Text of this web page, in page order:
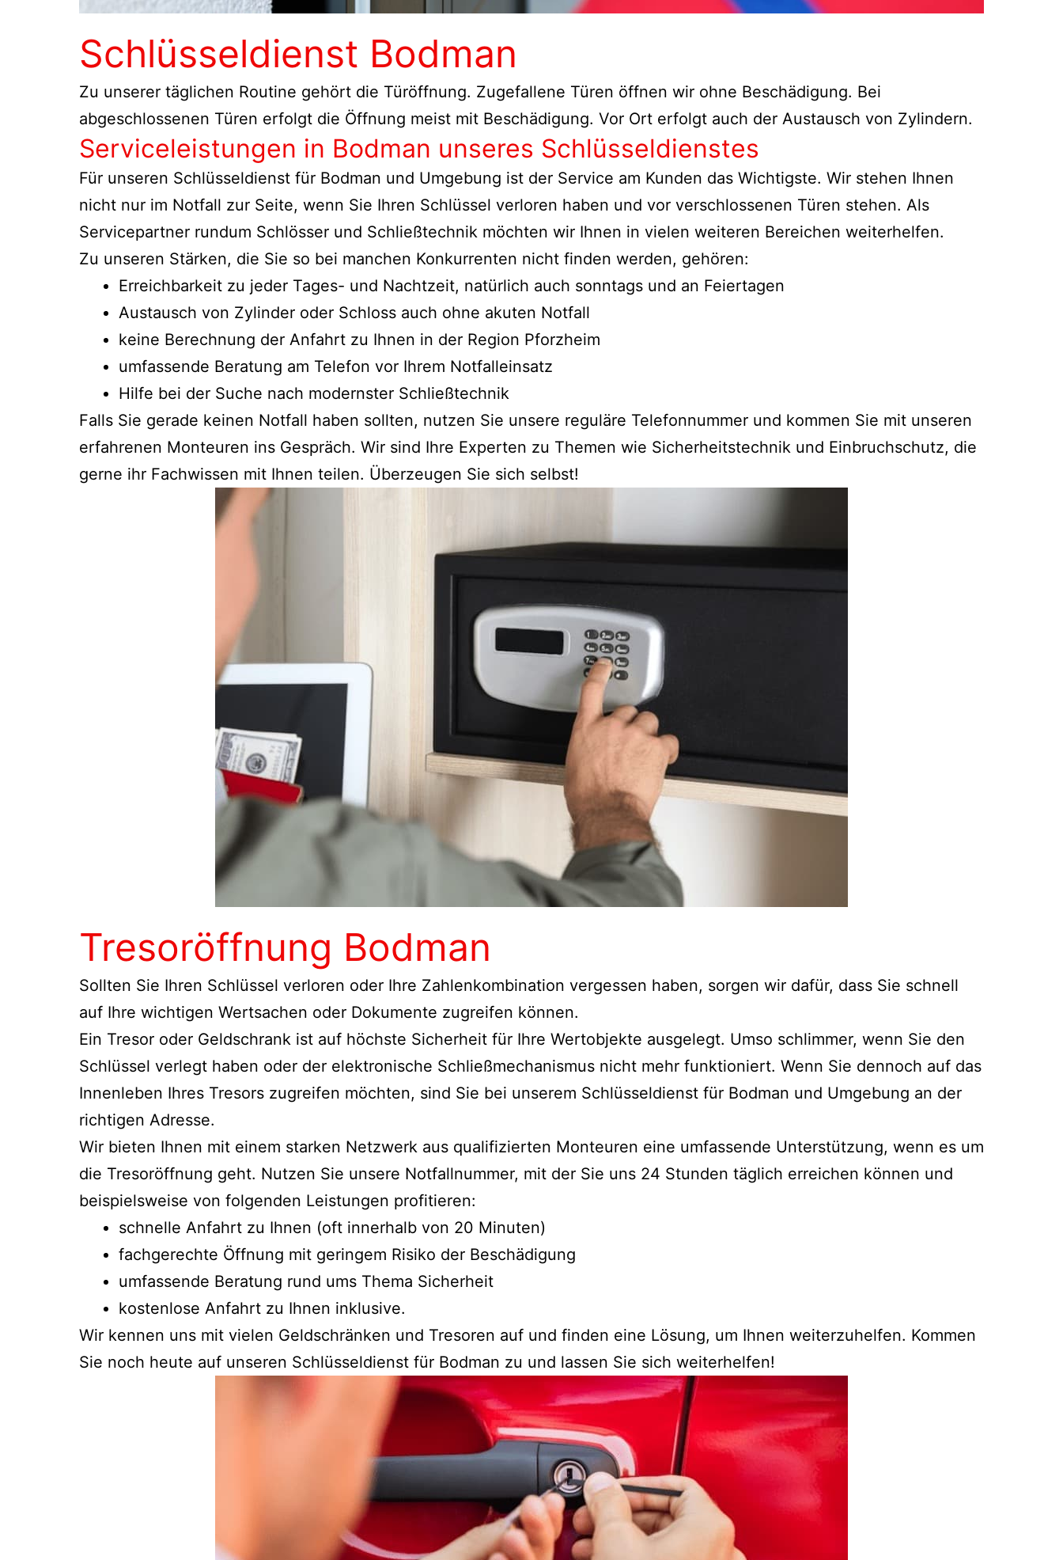
Schlüsseldienst Bodman
Zu unserer täglichen Routine gehört die Türöffnung. Zugefallene Türen öffnen wir ohne Beschädigung. Bei
abgeschlossenen Türen erfolgt die Öffnung meist mit Beschädigung. Vor Ort erfolgt auch der Austausch von Zylindern.
Serviceleistungen in Bodman unseres Schlüsseldienstes
Für unseren Schlüsseldienst für Bodman und Umgebung ist der Service am Kunden das Wichtigste. Wir stehen Ihnen
nicht nur im Notfall zur Seite, wenn Sie Ihren Schlüssel verloren haben und vor verschlossenen Türen stehen. Als
Servicepartner rundum Schlösser und Schließtechnik möchten wir Ihnen in vielen weiteren Bereichen weiterhelfen.
Zu unseren Stärken, die Sie so bei manchen Konkurrenten nicht finden werden, gehören:
Erreichbarkeit zu jeder Tages- und Nachtzeit, natürlich auch sonntags und an Feiertagen
Austausch von Zylinder oder Schloss auch ohne akuten Notfall
keine Berechnung der Anfahrt zu Ihnen in der Region Pforzheim
umfassende Beratung am Telefon vor Ihrem Notfalleinsatz
Hilfe bei der Suche nach modernster Schließtechnik
Falls Sie gerade keinen Notfall haben sollten, nutzen Sie unsere reguläre Telefonnummer und kommen Sie mit unseren
erfahrenen Monteuren ins Gespräch. Wir sind Ihre Experten zu Themen wie Sicherheitstechnik und Einbruchschutz, die
gerne ihr Fachwissen mit Ihnen teilen. Überzeugen Sie sich selbst!
Tresoröffnung Bodman
Sollten Sie Ihren Schlüssel verloren oder Ihre Zahlenkombination vergessen haben, sorgen wir dafür, dass Sie schnell
auf Ihre wichtigen Wertsachen oder Dokumente zugreifen können.
Ein Tresor oder Geldschrank ist auf höchste Sicherheit für Ihre Wertobjekte ausgelegt. Umso schlimmer, wenn Sie den
Schlüssel verlegt haben oder der elektronische Schließmechanismus nicht mehr funktioniert. Wenn Sie dennoch auf das
Innenleben Ihres Tresors zugreifen möchten, sind Sie bei unserem Schlüsseldienst für Bodman und Umgebung an der
richtigen Adresse.
Wir bieten Ihnen mit einem starken Netzwerk aus qualifizierten Monteuren eine umfassende Unterstützung, wenn es um
die Tresoröffnung geht. Nutzen Sie unsere Notfallnummer, mit der Sie uns 24 Stunden täglich erreichen können und
beispielsweise von folgenden Leistungen profitieren:
schnelle Anfahrt zu Ihnen (oft innerhalb von 20 Minuten)
fachgerechte Öffnung mit geringem Risiko der Beschädigung
umfassende Beratung rund ums Thema Sicherheit
kostenlose Anfahrt zu Ihnen inklusive.
Wir kennen uns mit vielen Geldschränken und Tresoren auf und finden eine Lösung, um Ihnen weiterzuhelfen. Kommen
Sie noch heute auf unseren Schlüsseldienst für Bodman zu und lassen Sie sich weiterhelfen!